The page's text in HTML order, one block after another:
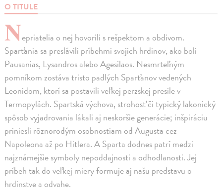
O TITULE
Nepriatelia o nej hovorili s rešpektom a obdivom.
Sparťania sa preslávili príbehmi svojich hrdinov, ako boli
Pausanias, Lysandros alebo Agesilaos. Nesmrteľným
pomníkom zostáva tristo padlých Sparťanov vedených
Leonidom, ktorí sa postavili veľkej perzskej presile v
Termopylách. Spartská výchova, strohosť či typický lakonický
spôsob vyjadrovania lákali aj neskoršie generácie; inšpiráciu
priniesli rôznorodým osobnostiam od Augusta cez
Napoleona až po Hitlera. A Sparta dodnes patrí medzi
najznámejšie symboly nepoddajnosti a odhodlanosti. Jej
príbeh tak do veľkej miery formuje aj našu predstavu o
hrdinstve a odvahe.